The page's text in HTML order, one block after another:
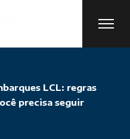
LCL: regras
precisa seguir